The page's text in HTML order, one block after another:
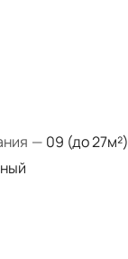
— 09 (до 27м²)